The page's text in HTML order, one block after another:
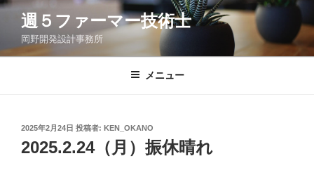
コ
ン
週５ファーマー技術士
岡野開発設計事務所
メニュー
投
稿
日:
2025年2月24日 投稿者: KEN_OKANO
2025.2.24（月）振休晴れ